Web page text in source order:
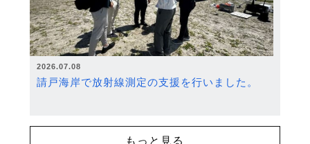
2026.07.08
請戸海岸で放射線測定の支援を行いました。
もっと見る